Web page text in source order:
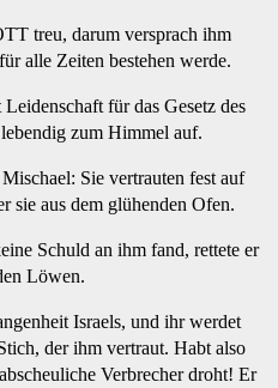
treu, darum versprach ihm
alle Zeiten bestehen werde.
für das Gesetz des
zum Himmel auf.
Sie vertrauten fest auf
sie aus dem glühenden Ofen.
Schuld an ihm fand, rettete er
Löwen.
Israels, und ihr werdet
der ihm vertraut. Habt also
Verbrecher droht! Er